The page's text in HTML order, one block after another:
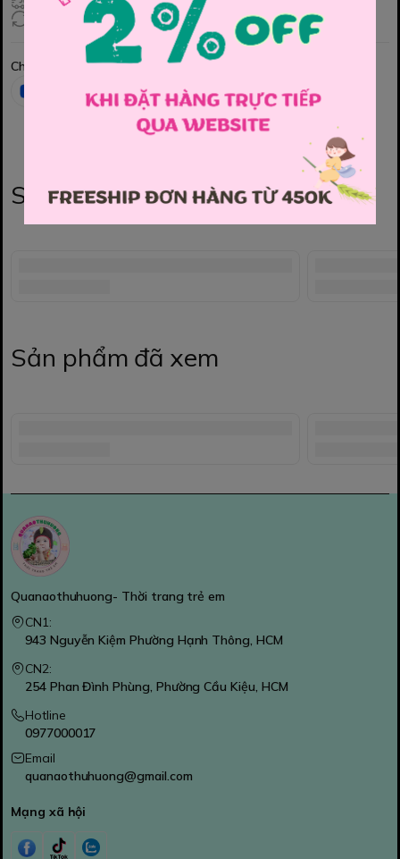
Đổi hàng 3 ngày (HCM), 7 ngày (Tỉnh)
Chia sẻ
Sản phẩm liên quan
Sản phẩm đã xem
Quanaothuhuong- Thời trang trẻ em
CN1:
943 Nguyễn Kiệm Phường Hạnh Thông, HCM
CN2:
254 Phan Đình Phùng, Phường Cầu Kiệu, HCM
Hotline
0977000017
Email
quanaothuhuong@gmail.com
Mạng xã hội